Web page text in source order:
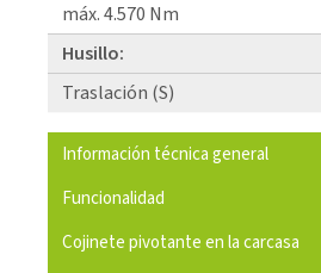
máx. 4.570 Nm
Husillo:
Traslación (S)
Información técnica general
Funcionalidad
Cojinete pivotante en la carcasa